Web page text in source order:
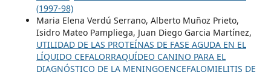
(1997-98)
Maria Elena Verdú Serrano, Alberto Muñoz Prieto,
Isidro Mateo Pampliega, Juan Diego Garcia Martínez,
UTILIDAD DE LAS PROTEÍNAS DE FASE AGUDA EN EL
LÍQUIDO CEFALORRAQUÍDEO CANINO PARA EL
DIAGNÓSTICO DE LA MENINGOENCEFALOMIELITIS DE